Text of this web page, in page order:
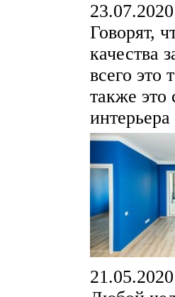
23.07.2020
Говорят,
качества
всего
также это
21.05.2020